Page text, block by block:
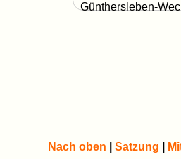
Günthersleben-
Nach oben |Satzung